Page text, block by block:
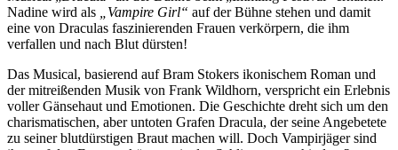
Nadine wird als
„Vampire Girl“ auf der Bühne stehen und damit
eine von Draculas faszinierenden Frauen verkörpern, die ihm
verfallen und nach Blut dürsten!
Das Musical, basierend auf Bram Stokers ikonischem Roman und
der mitreißenden Musik von Frank Wildhorn, verspricht ein Erlebnis
voller Gänsehaut und Emotionen. Die Geschichte dreht sich um den
charismatischen, aber untoten Grafen Dracula, der seine Angebetete
zu seiner blutdürstigen Braut machen will. Doch Vampirjäger sind